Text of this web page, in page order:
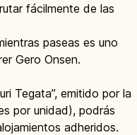
fácilmente de las
paseas es uno
Gero Onsen.
Tegata”, emitido por la
por unidad), podrás
adheridos.